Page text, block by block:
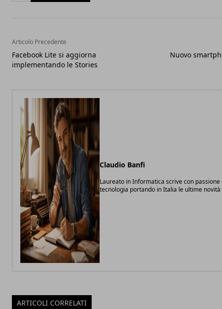
Articolo Precedente
Facebook Lite si aggiorna
implementando le Stories
Nuovo
Claudio Banfi
Laureato in Informatica scrive con
tecnologia portando in Italia le ultime novità
ARTICOLI CORRELATI